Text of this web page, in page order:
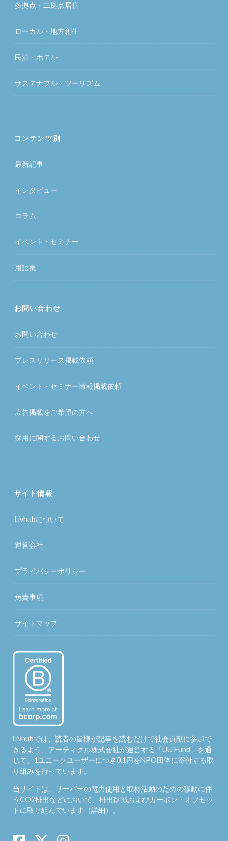
多拠点・二拠点居住
ローカル・地方創生
民泊・ホテル
サステナブル・ツーリズム
コンテンツ別
最新記事
インタビュー
コラム
イベント・セミナー
用語集
お問い合わせ
お問い合わせ
プレスリリース掲載依頼
イベント・セミナー情報掲載依頼
広告掲載をご希望の方へ
採用に関するお問い合わせ
サイト情報
Livhubについて
運営会社
プライバシーポリシー
免責事項
サイトマップ
Livhubでは、読者の皆様が記事を読むだけで社会貢献に参加で
きるよう、アーティクル株式会社が運営する「UU Fund 」を通
じて、1ユニークユーザーにつき0.1円をNPO団体に寄付する取
り組みを行っています。
当サイトは、サーバーの電力使用と取材活動のための移動に伴
うCO2排出などにおいて、排出削減およびカーボン・オフセッ
トに取り組んでいます（詳細）。